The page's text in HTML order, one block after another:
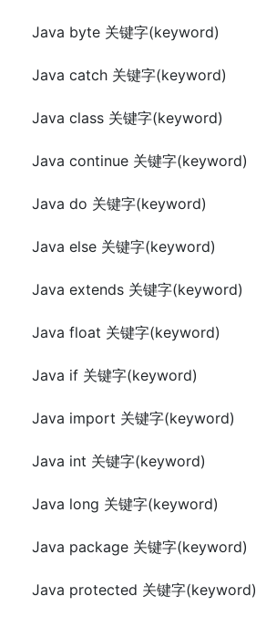
Java byte 关键字(keyword)
Java catch 关键字(keyword)
Java class 关键字(keyword)
Java continue 关键字(keyword)
Java do 关键字(keyword)
Java else 关键字(keyword)
Java extends 关键字(keyword)
Java float 关键字(keyword)
Java if 关键字(keyword)
Java import 关键字(keyword)
Java int 关键字(keyword)
Java long 关键字(keyword)
Java package 关键字(keyword)
Java protected 关键字(keyword)